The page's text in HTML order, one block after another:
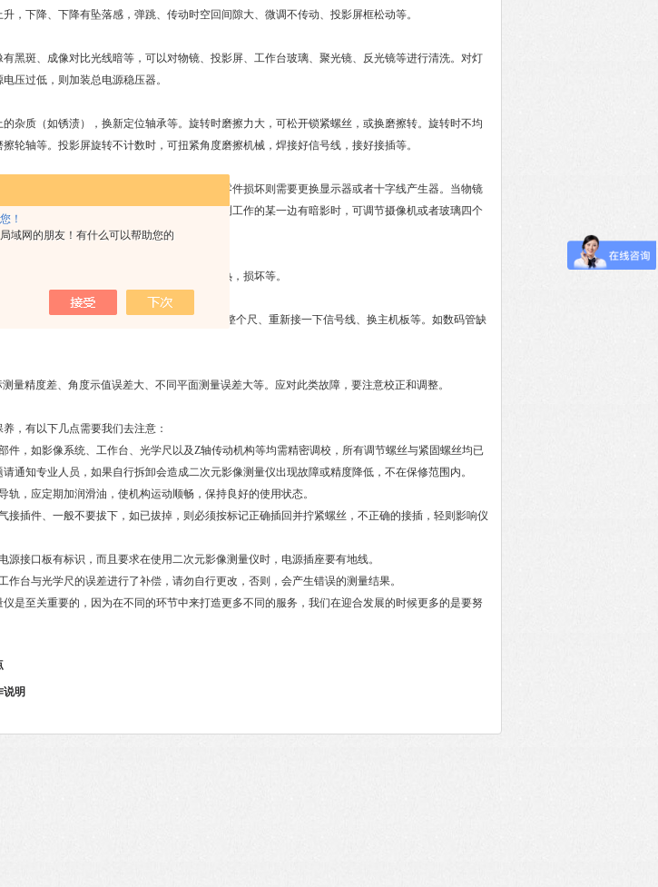
！
域网的朋友！有什么可以帮助您的
下降、下降有坠落感，弹跳、传动时空回间隙大、微调不传动、投影屏框松动等。
斑、成像对比光线暗等，可以对物镜、投影屏、工作台玻璃、聚光镜、反光镜等进行清洗。对灯
压过低，则加装总电源稳压器。
质（如锈渍），换新定位轴承等。旋转时磨擦力大，可松开锁紧螺丝，或换磨擦转。旋转时不均
轮轴等。投影屏旋转不计数时，可扭紧角度磨擦机械，焊接好信号线，接好接插等。
，电源电压等，插紧显示器信号线，如有零件损坏则需要更换显示器或者十字线产生器。当物镜
调锁镜筒的螺丝钉，或者换镜筒。当出现被测工作的某一边有暗影时，可调节摄像机或者玻璃四个
转动、易烧灯泡、易烧保险丝、变压器过热，损坏等。
新面膜；如轴不计数，可换滑座或OP板或整个尺、重新接一下信号线、换主机板等。如数码管缺
精度差、角度示值误差大、不同平面测量误差大等。应对此类故障，要注意校正和调整。
，有以下几点需要我们去注意：
，如影像系统、工作台、光学尺以及Z轴传动机构等均需精密调校，所有调节螺丝与紧固螺丝均已
通知专业人员，如果自行拆卸会造成二次元影像测量仪出现故障或精度降低，不在保修范围内。
，应定期加润滑油，使机构运动顺畅，保持良好的使用状态。
插件、一般不要拔下，如已拔掉，则必须按标记正确插回并拧紧螺丝，不正确的接插，轻则影响仪
接口板有标识，而且要求在使用二次元影像测量仪时，电源插座要有地线。
台与光学尺的误差进行了补偿，请勿自行更改，否则，会产生错误的测量结果。
至关重要的，因为在不同的环节中来打造更多不同的服务，我们在迎合发展的时候更多的是要努
明